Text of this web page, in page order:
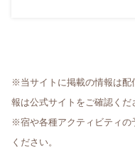
※当サイトに掲載の情報は配
報は公式サイトをご確認くだ
※宿や各種アクティビティの
ください。